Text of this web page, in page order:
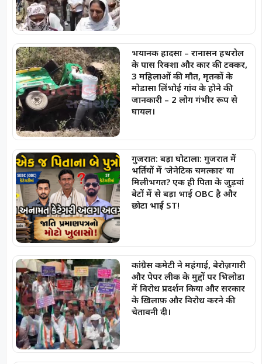
भयानक हादसा – रानासन हथरोल
के पास रिक्शा और कार की टक्कर,
3 महिलाओं की मौत, मृतकों के
मोडासा लिंभोई गांव के होने की
जानकारी – 2 लोग गंभीर रूप से
घायल।
गुजरात: बड़ा घोटाला: गुजरात में
भर्तियों में ‘जेनेटिक चमत्कार’ या
मिलीभगत? एक ही पिता के जुड़वां
बेटों में से बड़ा भाई OBC है और
छोटा भाई ST!
कांग्रेस कमेटी ने महंगाई, बेरोज़गारी
और पेपर लीक के मुद्दों पर भिलोडा
में विरोध प्रदर्शन किया और सरकार
के ख़िलाफ़ और विरोध करने की
चेतावनी दी।